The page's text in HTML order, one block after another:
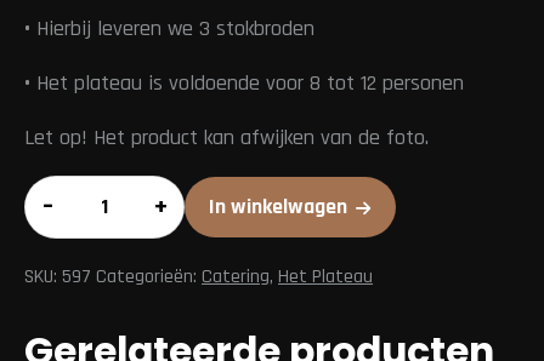
• Hierbij leveren we 3 stokbroden
• Het plateau is voldoende voor 8 tot 12 personen
Let op! Het product kan afwijken van de foto.
Tapas
Plateau:
8
maaltijd
– + In winkelwagen
SKU: 597 Categorieën: Catering, Het Plateau